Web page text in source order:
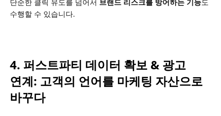
수행할 수 있습니다.
4. 퍼스트파티 데이터 확보 & 광고
연계: 고객의 언어를 마케팅 자산으로
바꾸다